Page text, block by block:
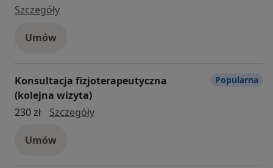
Szczegółybadania dna oka
Umów
Konsultacja fizjoterapeutyczna
(kolejna wizyta)
230 zł
Szczegółykonsultacja fizjoterapeutyczna
Umów
Popularna